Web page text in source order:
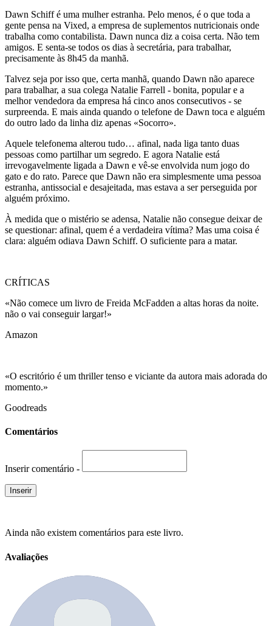
Dawn Schiff é uma mulher estranha. Pelo menos, é o que toda a
gente pensa na Vixed, a empresa de suplementos nutricionais onde
trabalha como contabilista. Dawn nunca diz a coisa certa. Não tem
amigos. E senta-se todos os dias à secretária, para trabalhar,
precisamente às 8h45 da manhã.
Talvez seja por isso que, certa manhã, quando Dawn não aparece
para trabalhar, a sua colega Natalie Farrell - bonita, popular e a
melhor vendedora da empresa há cinco anos consecutivos - se
surpreenda. E mais ainda quando o telefone de Dawn toca e alguém
do outro lado da linha diz apenas «Socorro».
Aquele telefonema alterou tudo… afinal, nada liga tanto duas
pessoas como partilhar um segredo. E agora Natalie está
irrevogavelmente ligada a Dawn e vê-se envolvida num jogo do
gato e do rato. Parece que Dawn não era simplesmente uma pessoa
estranha, antissocial e desajeitada, mas estava a ser perseguida por
alguém próximo.
À medida que o mistério se adensa, Natalie não consegue deixar de
se questionar: afinal, quem é a verdadeira vítima? Mas uma coisa é
clara: alguém odiava Dawn Schiff. O suficiente para a matar.
CRÍTICAS
«Não comece um livro de Freida McFadden a altas horas da noite.
não o vai conseguir largar!»
Amazon
«O escritório é um thriller tenso e viciante da autora mais adorada do
momento.»
Goodreads
Comentários
Inserir comentário -
Ainda não existem comentários para este livro.
Avaliações